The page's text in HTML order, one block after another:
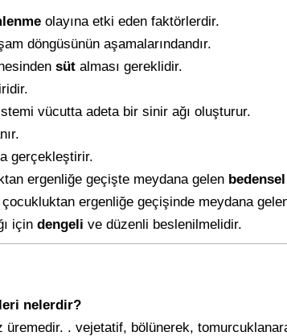
olayına etki eden faktörlerdir.
döngüsünün aşamalarındandır.
süt alması gereklidir.
vücutta adeta bir sinir ağı oluşturur.
gerçekleştirir.
ergenliğe geçişte meydana gelen bedensel
çocukluktan ergenliğe geçişinde meydana
için dengeli ve düzenli beslenilmelidir.
nelerdir?
üremedir. . vejetatif, bölünerek,